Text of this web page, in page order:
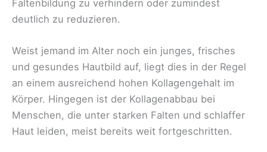
Faltenbildung zu verhindern oder zumindest
deutlich zu reduzieren.
Weist jemand im Alter noch ein junges, frisches
und gesundes Hautbild auf, liegt dies in der Regel
an einem ausreichend hohen Kollagengehalt im
Körper. Hingegen ist der Kollagenabbau bei
Menschen, die unter starken Falten und schlaffer
Haut leiden, meist bereits weit fortgeschritten.